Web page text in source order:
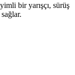
bir yarışçı, sürüş